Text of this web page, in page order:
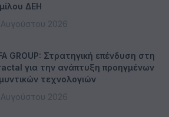
ΔΕΗ
2026
GROUP: Στρατηγική επένδυση στη
για την ανάπτυξη προηγμένων
τεχνολογιών
2026